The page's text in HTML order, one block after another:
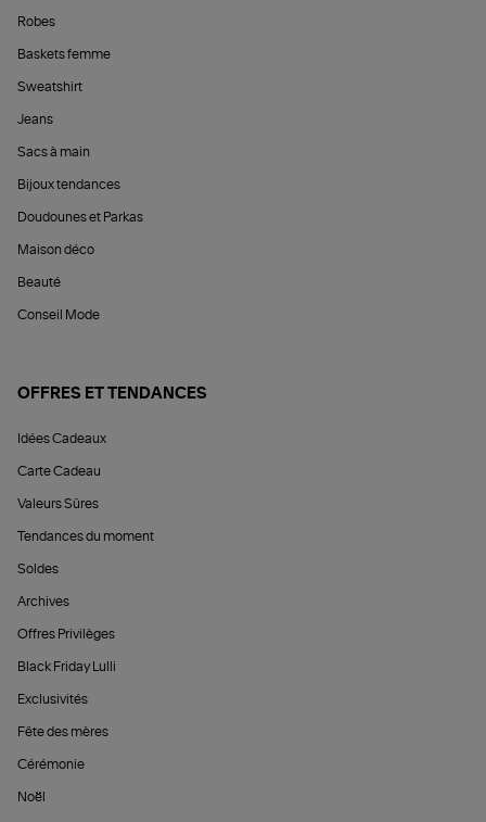
Robes
Baskets femme
Sweatshirt
Jeans
Sacs à main
Bijoux tendances
Doudounes et Parkas
Maison déco
Beauté
Conseil Mode
OFFRES ET TENDANCES
Idées Cadeaux
Carte Cadeau
Valeurs Sûres
Tendances du moment
Soldes
Archives
Offres Privilèges
Black Friday Lulli
Exclusivités
Fête des mères
Cérémonie
Noël